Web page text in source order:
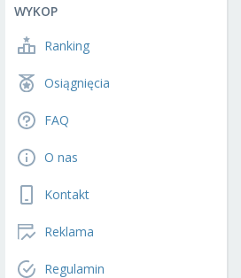
WYKOP
Ranking
Osiągnięcia
FAQ
O nas
Kontakt
Reklama
Regulamin